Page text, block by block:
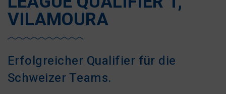
VILAMOURA
Erfolgreicher Qualifier für die
Schweizer Teams.